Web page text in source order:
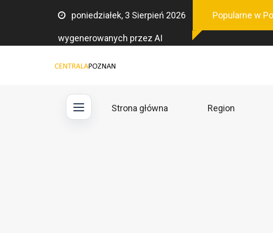
poniedziałek, 3 Sierpień 2026 Popularne w
wygenerowanych przez AI
Strona główna Region